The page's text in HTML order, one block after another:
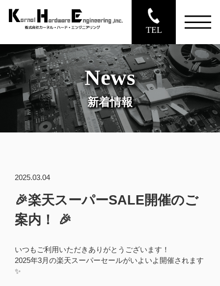
TEL
News
新着情報
2025.03.04
🎉楽天スーパーSALE開催のご
案内！ 🎉
いつもご利用いただきありがとうございます！
2025年3月の楽天スーパーセールがいよいよ開催されます
✨